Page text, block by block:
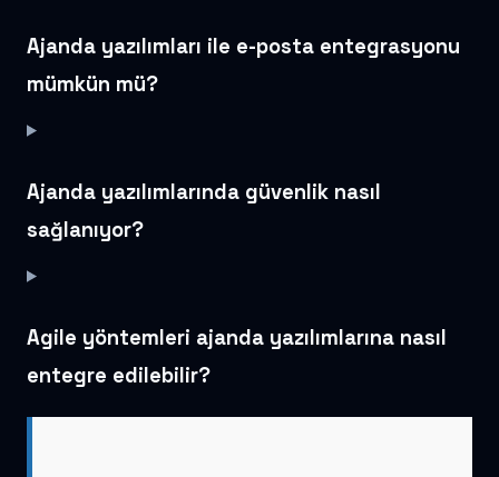
Ajanda yazılımları ile e-posta entegrasyonu
mümkün mü?
Ajanda yazılımlarında güvenlik nasıl
sağlanıyor?
Agile yöntemleri ajanda yazılımlarına nasıl
entegre edilebilir?